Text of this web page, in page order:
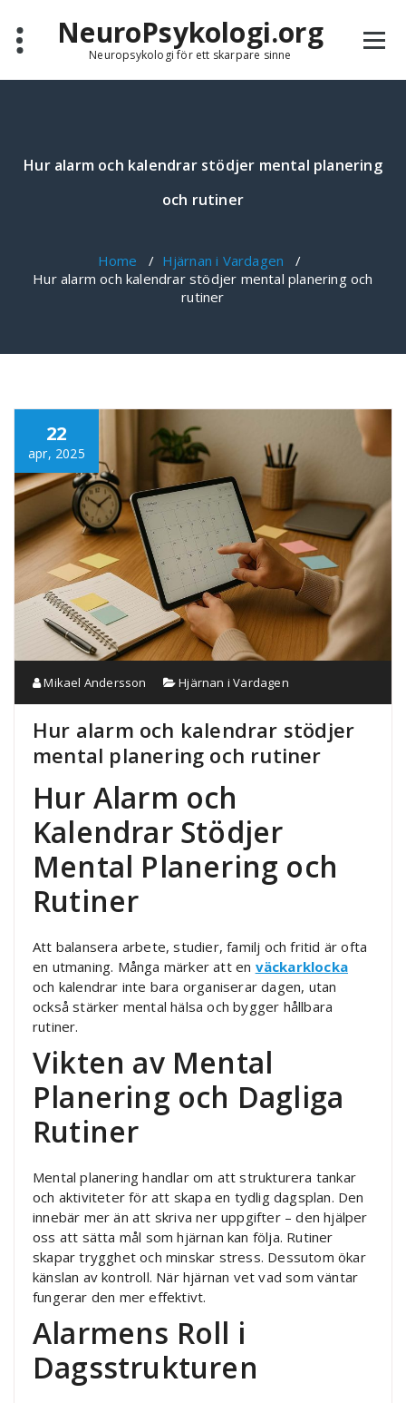
content
NeuroPsykologi.org
Neuropsykologi för ett skarpare sinne
Hur alarm och kalendrar stödjer mental planering
och rutiner
Home / Hjärnan i Vardagen /
Hur alarm och kalendrar stödjer mental planering och
rutiner
22
apr, 2025
Mikael Andersson Hjärnan i Vardagen
Hur alarm och kalendrar stödjer
mental planering och rutiner
Hur Alarm och
Kalendrar Stödjer
Mental Planering och
Rutiner
Att balansera arbete, studier, familj och fritid är ofta
en utmaning. Många märker att en väckarklocka
och kalendrar inte bara organiserar dagen, utan
också stärker mental hälsa och bygger hållbara
rutiner.
Vikten av Mental
Planering och Dagliga
Rutiner
Mental planering handlar om att strukturera tankar
och aktiviteter för att skapa en tydlig dagsplan. Den
innebär mer än att skriva ner uppgifter – den hjälper
oss att sätta mål som hjärnan kan följa. Rutiner
skapar trygghet och minskar stress. Dessutom ökar
känslan av kontroll. När hjärnan vet vad som väntar
fungerar den mer effektivt.
Alarmens Roll i
Dagsstrukturen